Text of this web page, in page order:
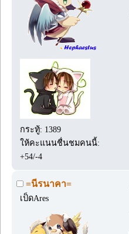
กระทู้: 1389
ให้คะแนนชื่นชมคนนี้:
+54/-4
=นีรนาคา=
เป็ดAres